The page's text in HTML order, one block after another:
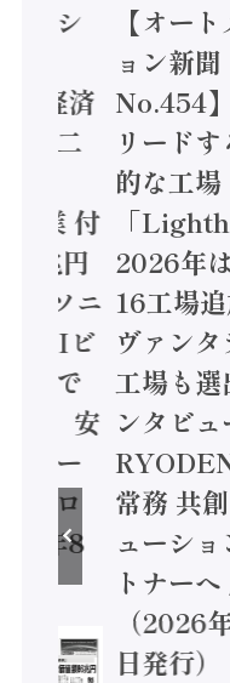
【オートメーシ
ョン新聞
No.454】世界を
リードする先進
的な工場
「Lighthouse」
2026年は新たに
16工場追加 日立
ヴァンタラ米国
工場も選出/ 【イ
ンタビュー】
RYODEN 八道
常務 共創のソリ
ューションパー
トナーへ /
（2026年7月29
日発行）